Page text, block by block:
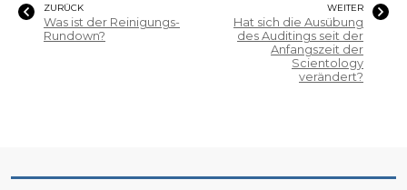
ZURÜCK
Was ist der Reinigungs-
Rundown?
WEITER
Hat sich die Ausübung
des Auditings seit der
Anfangszeit der
Scientology
verändert?